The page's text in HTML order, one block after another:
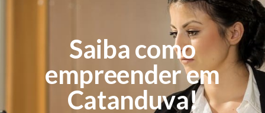
Saiba como
empreender em
Catanduva!